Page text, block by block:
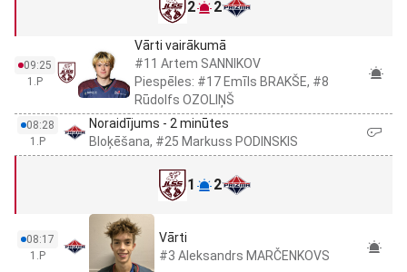
2 2
09:25
1.P
Vārti vairākumā
#11 Artem SANNIKOV
Piespēles: #17 Emīls BRAKŠE, #8
Rūdolfs OZOLIŅŠ
08:28
1.P
Noraidījums - 2 minūtes
Bloķēšana, #25 Markuss PODINSKIS
1 2
08:17
1.P
Vārti
#3 Aleksandrs MARČENKOVS